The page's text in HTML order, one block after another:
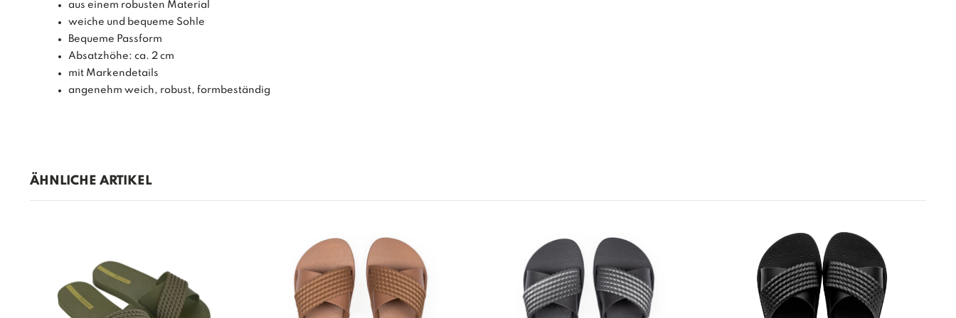
aus einem robusten Material
weiche und bequeme Sohle
Bequeme Passform
Absatzhöhe: ca. 2 cm
mit Markendetails
angenehm weich, robust, formbeständig
ÄHNLICHE ARTIKEL